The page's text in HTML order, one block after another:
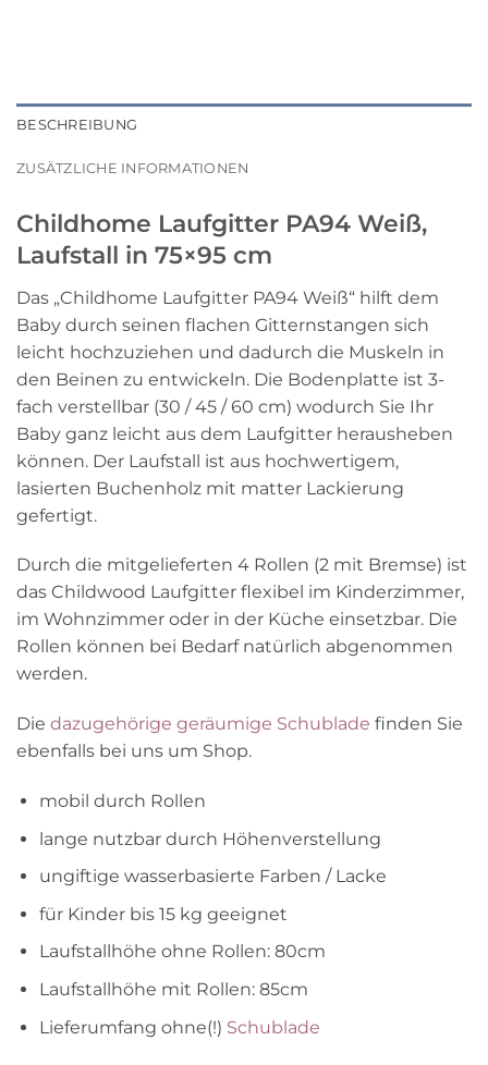
BESCHREIBUNG
ZUSÄTZLICHE INFORMATIONEN
Childhome Laufgitter PA94 Weiß,
Laufstall in 75×95 cm
Das „Childhome Laufgitter PA94 Weiß“ hilft dem
Baby durch seinen flachen Gitternstangen sich
leicht hochzuziehen und dadurch die Muskeln in
den Beinen zu entwickeln. Die Bodenplatte ist 3-
fach verstellbar (30 / 45 / 60 cm) wodurch Sie Ihr
Baby ganz leicht aus dem Laufgitter herausheben
können. Der Laufstall ist aus hochwertigem,
lasierten Buchenholz mit matter Lackierung
gefertigt.
Durch die mitgelieferten 4 Rollen (2 mit Bremse) ist
das Childwood Laufgitter flexibel im Kinderzimmer,
im Wohnzimmer oder in der Küche einsetzbar. Die
Rollen können bei Bedarf natürlich abgenommen
werden.
Die dazugehörige geräumige Schublade finden Sie
ebenfalls bei uns um Shop.
mobil durch Rollen
lange nutzbar durch Höhenverstellung
ungiftige wasserbasierte Farben / Lacke
für Kinder bis 15 kg geeignet
Laufstallhöhe ohne Rollen: 80cm
Laufstallhöhe mit Rollen: 85cm
Lieferumfang ohne(!) Schublade